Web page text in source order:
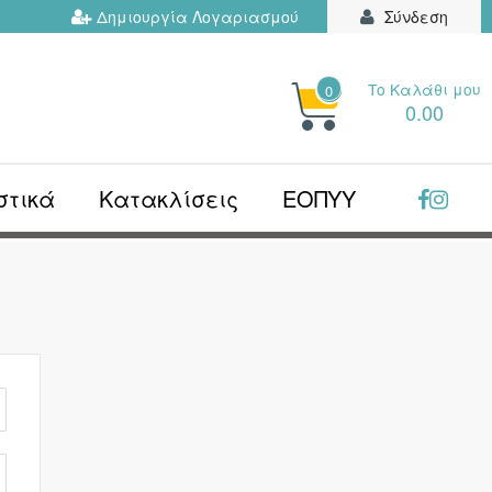
Σύνδεση
Δημιουργία Λογαριασμού
Το Kαλάθι μου
0.00
0
Κατακλίσεις ΕΟΠΥΥ